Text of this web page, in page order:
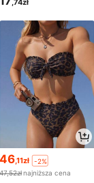
46,11zł
-2%
47,52złnajniższa cena